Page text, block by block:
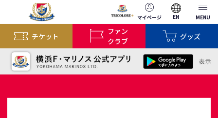
マイページ EN MENU
チケット
ファン
クラブ
グッズ